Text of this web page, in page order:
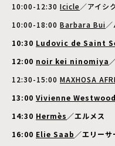
10:00-12:30 Icicle／アイシ
10:00-18:00 Barbara Bui
10:30 Ludovic de Saint
12:00 noir kei ninomiya
12:30-15:00 MAXHOSA
13:00 Vivienne Westwood
14:30 Hermès ／エルメス
16:00 Elie Saab ／エリーサ